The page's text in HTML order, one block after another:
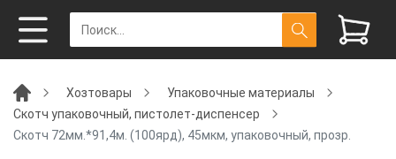
Хозтовары
Упаковочные материалы
Скотч упаковочный, пистолет-диспенсер
Скотч 72мм.*91,4м. (100ярд), 45мкм, упаковочный, прозр.